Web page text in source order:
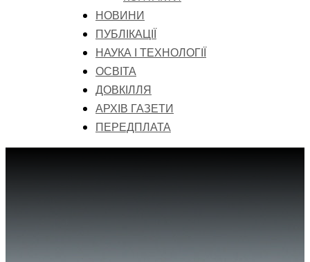
НОВИНИ
ПУБЛІКАЦІЇ
НАУКА І ТЕХНОЛОГІЇ
ОСВІТА
ДОВКІЛЛЯ
АРХІВ ГАЗЕТИ
ПЕРЕДПЛАТА